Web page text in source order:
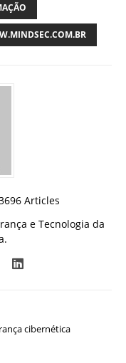
Articles
e Tecnologia da
cibernética